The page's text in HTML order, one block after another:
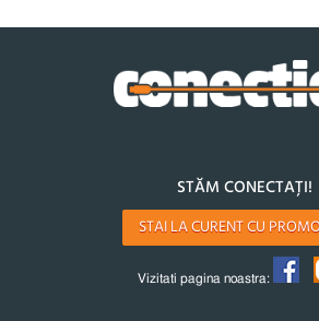
STĂM CONECTAȚI!
STAI LA CURENT CU
Vizitati pagina noastra: